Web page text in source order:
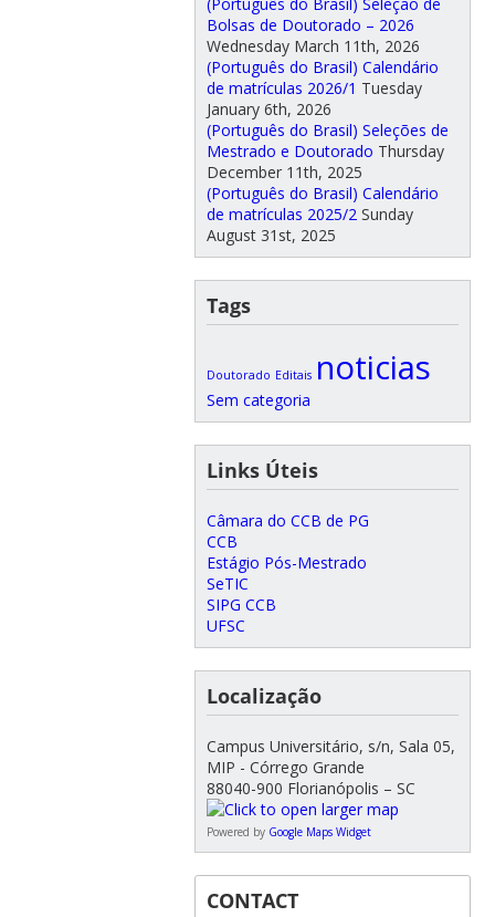
Bolsas de Doutorado – 2026
Wednesday March 11th, 2026
(Português do Brasil) Calendário
de matrículas 2026/1 Tuesday
January 6th, 2026
(Português do Brasil) Seleções de
Mestrado e Doutorado Thursday
December 11th, 2025
(Português do Brasil) Calendário
de matrículas 2025/2 Sunday
August 31st, 2025
Tags
Doutorado Editais noticias
Sem categoria
Links Úteis
Câmara do CCB de PG
CCB
Estágio Pós-Mestrado
SeTIC
SIPG CCB
UFSC
Localização
Campus Universitário, s/n, Sala 05,
MIP - Córrego Grande
88040-900 Florianópolis – SC
Powered by Google Maps Widget
CONTACT